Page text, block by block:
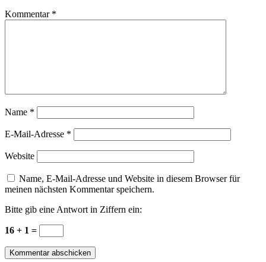
Kommentar *
Name *
E-Mail-Adresse *
Website
Name, E-Mail-Adresse und Website in diesem Browser für
meinen nächsten Kommentar speichern.
Bitte gib eine Antwort in Ziffern ein:
16 + 1 =